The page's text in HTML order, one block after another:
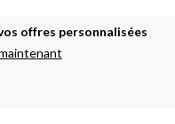
offres personnalisées